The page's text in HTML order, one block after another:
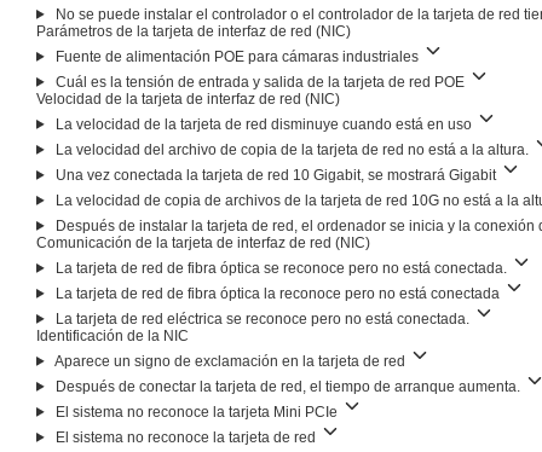
No se puede instalar el controlador o el controlador de la tarjeta de red
Parámetros de la tarjeta de interfaz de red (NIC)
Fuente de alimentación POE para cámaras industriales
Cuál es la tensión de entrada y salida de la tarjeta de red POE
Velocidad de la tarjeta de interfaz de red (NIC)
La velocidad de la tarjeta de red disminuye cuando está en uso
La velocidad del archivo de copia de la tarjeta de red no está a la altura.
Una vez conectada la tarjeta de red 10 Gigabit, se mostrará Gigabit
La velocidad de copia de archivos de la tarjeta de red 10G no está a la
Después de instalar la tarjeta de red, el ordenador se inicia y la conexión
Comunicación de la tarjeta de interfaz de red (NIC)
La tarjeta de red de fibra óptica se reconoce pero no está conectada.
La tarjeta de red de fibra óptica la reconoce pero no está conectada
La tarjeta de red eléctrica se reconoce pero no está conectada.
Identificación de la NIC
Aparece un signo de exclamación en la tarjeta de red
Después de conectar la tarjeta de red, el tiempo de arranque aumenta.
El sistema no reconoce la tarjeta Mini PCIe
El sistema no reconoce la tarjeta de red